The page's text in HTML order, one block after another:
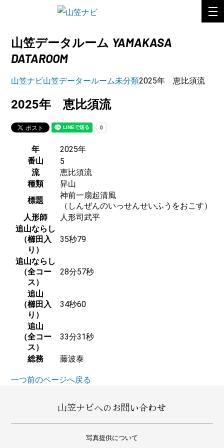
山笠データルーム YAMAKASA
DATAROOM
山笠ナビ山笠データールーム未分類2025年 恵比須流
2025年 恵比須流
年
2025年
番山
5
流
恵比須流
種類
舁山
標題
神前一扇起清風
（しんぜんのいっせんせいふうをおこす）
人形師
人形司武平
追山ならし
（櫛田入
り）
35秒79
追山ならし
（全コー
ス）
28分57秒
追山
（櫛田入
り）
34秒60
追山
（全コー
ス）
33分31秒
総務 藤波泰
一つ前のページへ戻る
山笠ナビへのお問い合わせ
写真提供について